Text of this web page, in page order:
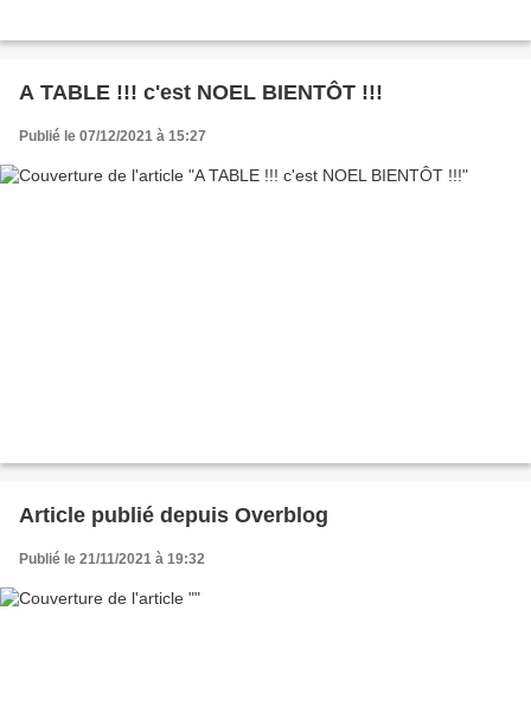
A TABLE !!! c'est NOEL BIENTÔT !!!
Publié le 07/12/2021 à 15:27
Article publié depuis Overblog
Publié le 21/11/2021 à 19:32